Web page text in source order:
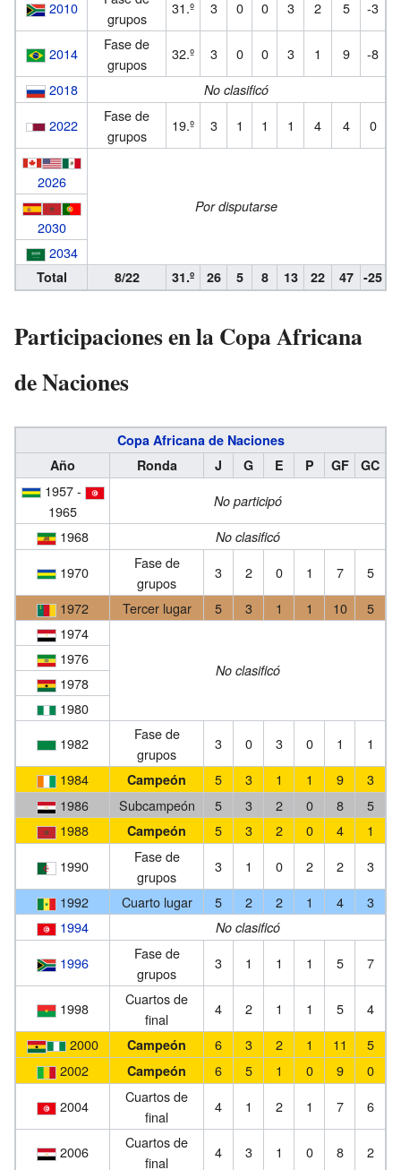
2010
grupos
31.º 3 0 0 3 2 5 -3
2014
Fase de
grupos
32.º 3 0 0 3 1 9
-8
2018
No clasificó
2022
Fase de
grupos
19.º 3 1 1 1 4 4 0
2026
Por disputarse
2030
2034
Total 8/22 31.º 26 5 8 13 22 47 -25
Participaciones en la Copa Africana
de Naciones
Copa Africana de Naciones
Año
Ronda J G E P GF GC
1957 -
1965
No participó
1968 No clasificó
1970
Fase de
grupos
3 2 0 1 7
5
1972
Tercer lugar 5 3 1 1 10
5
1974
No clasificó
1976
1978
1980
1982
Fase de
grupos
3 0 3 0 1
1
1984
Campeón 5 3 1 1 9
3
1986
Subcampeón 5 3 2 0 8
5
1988
Campeón 5 3 2 0 4
1
1990
Fase de
grupos
3 1 0 2 2
3
1992
Cuarto lugar 5 2 2 1 4
3
1994
No clasificó
1996
Fase de
grupos
3 1 1 1 5 7
1998
Cuartos de
final
4 2 1 1 5
4
2000
Campeón 6 3 2 1 11
5
2002
Campeón 6 5 1 0 9
0
2004
Cuartos de
final
4 1 2 1 7 6
2006
Cuartos de
final
4 3 1 0 8 2